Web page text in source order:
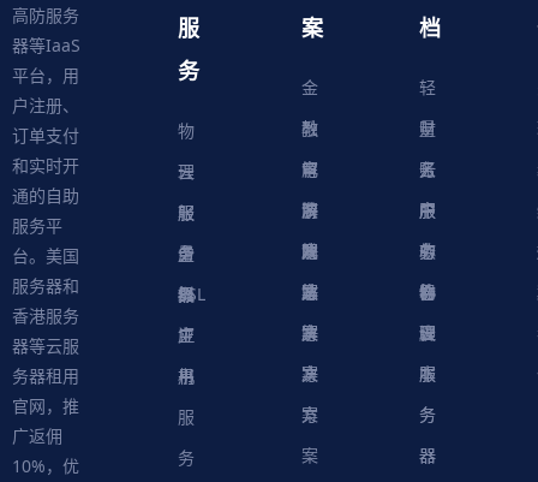
高防服务
器等IaaS
平台，用
户注册、
订单支付
和实时开
通的自助
服务平
台。美国
服务器和
香港服务
器等云服
务器租用
官网，推
广返佣
10%，优
服
务
物
理
服
务
器
云
服
务
器
轻
量
级
应
用
服
务
虚
拟
主
机
SSL
证
书
案
金
融
解
决
方
案
教
育
解
决
方
案
电
商
解
决
方
案
游
戏
解
决
方
案
网
站
解
决
方
案
档
轻
量
云
服
务
器
财
务
中
心
账
户
中
心
服
务
协
议
软
件
脚
本
物
理
服
务
器
云
服
务
器